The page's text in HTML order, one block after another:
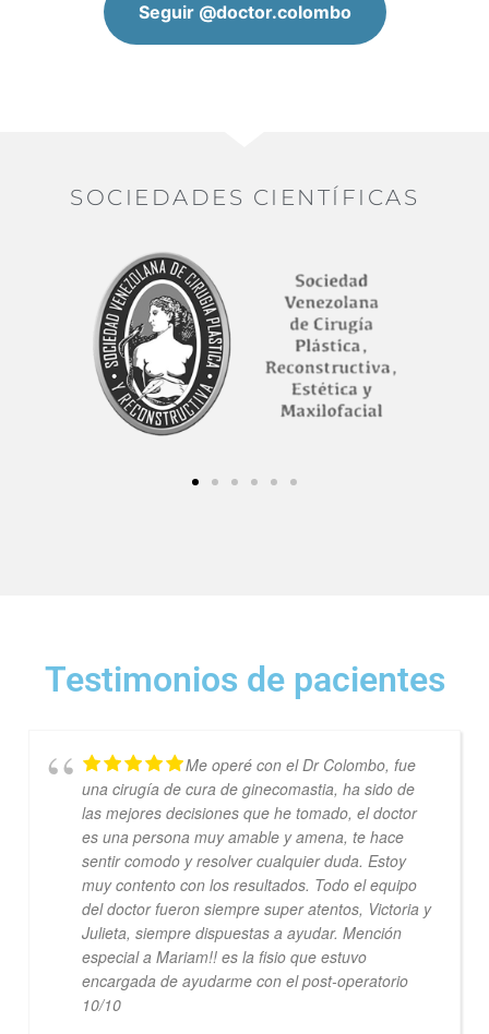
Seguir @doctor.colombo
SOCIEDADES CIENTÍFICAS
Testimonios de pacientes
Me operé con el Dr Colombo, fue
una cirugía de cura de ginecomastia, ha sido de
las mejores decisiones que he tomado, el doctor
es una persona muy amable y amena, te hace
sentir comodo y resolver cualquier duda. Estoy
muy contento con los resultados. Todo el equipo
del doctor fueron siempre super atentos, Victoria y
Julieta, siempre dispuestas a ayudar. Mención
especial a Mariam!! es la fisio que estuvo
encargada de ayudarme con el post-operatorio
10/10